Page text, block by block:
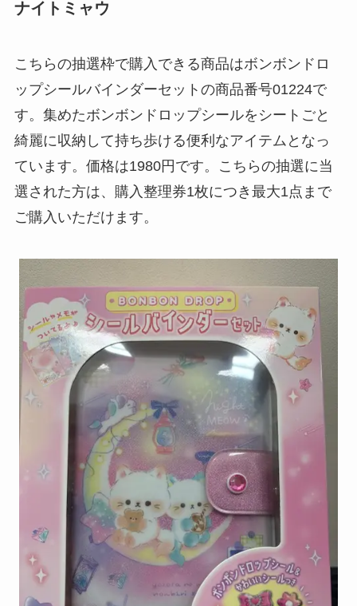
ナイトミャウ
こちらの抽選枠で購入できる商品はボンボンドロ
ップシールバインダーセットの商品番号01224で
す。集めたボンボンドロップシールをシートごと
綺麗に収納して持ち歩ける便利なアイテムとなっ
ています。価格は1980円です。こちらの抽選に当
選された方は、購入整理券1枚につき最大1点まで
ご購入いただけます。